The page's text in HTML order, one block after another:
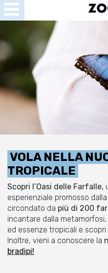
VOLA NELLA
TROPICALE
Scopri l’Oasi delle Farfalle,
esperienziale promosso dalla
circondato da più di 200
incantare dalla
ed essenze tropicali e
Inoltre, vieni a conoscere la
bradipi!